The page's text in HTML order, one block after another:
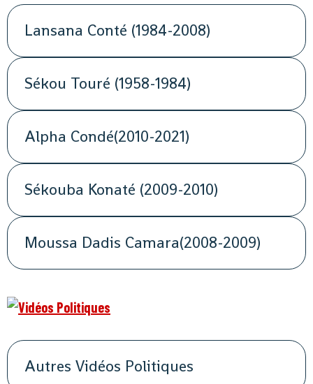
Lansana Conté (1984-2008)
Sékou Touré (1958-1984)
Alpha Condé(2010-2021)
Sékouba Konaté (2009-2010)
Moussa Dadis Camara(2008-2009)
Autres Vidéos Politiques